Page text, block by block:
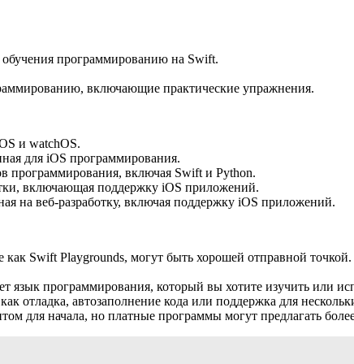
обучения программированию на Swift.
включающие практические упражнения.
и watchOS.
для iOS программирования.
программирования, включая Swift и Python.
включающая поддержку iOS приложений.
на веб-разработку, включая поддержку iOS приложений.
Swift Playgrounds, могут быть хорошей отправной
программирования, который вы хотите изучить или
отладка, автозаполнение кода или поддержка для
для начала, но платные программы могут предлагать